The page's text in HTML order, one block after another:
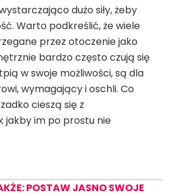
dużo siły, żeby
Warto podkreślić, że wiele
przez otoczenie jako
bardzo często czują się
w swoje możliwości, są dla
wymagający i oschli. Co
cieszą się z
jakby im po prostu nie
POSTAW JASNO SWOJE